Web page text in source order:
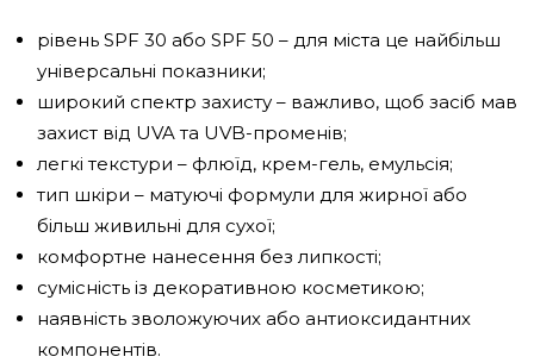
рівень SPF 30 або SPF 50 – для міста це найбільш
універсальні показники;
широкий спектр захисту – важливо, щоб засіб мав
захист від UVA та UVB-променів;
легкі текстури – флюїд, крем-гель, емульсія;
тип шкіри – матуючі формули для жирної або
більш живильні для сухої;
комфортне нанесення без липкості;
сумісність із декоративною косметикою;
наявність зволожуючих або антиоксидантних
компонентів.